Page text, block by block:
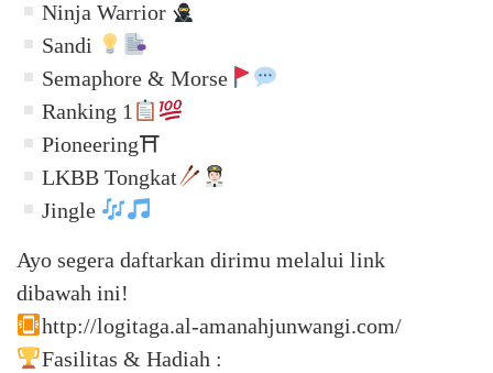
Ninja Warrior
Sandi
Semaphore & Morse
Ranking 1
Pioneering⛩
LKBB Tongkat
Jingle
Ayo segera daftarkan dirimu melalui link
dibawah ini!
http://logitaga.al-amanahjunwangi.com/
Fasilitas & Hadiah :